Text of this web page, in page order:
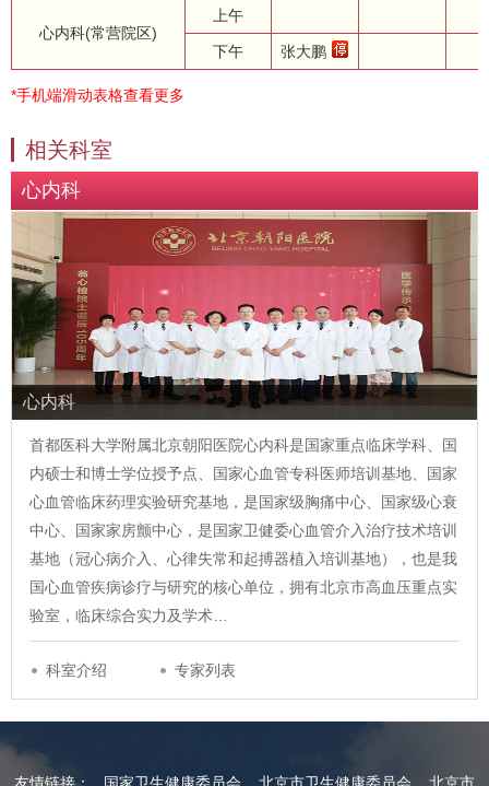
心内科(常营院区)
上午
下午 张大鹏
*手机端滑动表格查看更多
相关科室
心内科
心内科
首都医科大学附属北京朝阳医院心内科是国家重点临床学科、国
内硕士和博士学位授予点、国家心血管专科医师培训基地、国家
心血管临床药理实验研究基地，是国家级胸痛中心、国家级心衰
中心、国家家房颤中心，是国家卫健委心血管介入治疗技术培训
基地（冠心病介入、心律失常和起搏器植入培训基地），也是我
国心血管疾病诊疗与研究的核心单位，拥有北京市高血压重点实
验室，临床综合实力及学术…
科室介绍 专家列表